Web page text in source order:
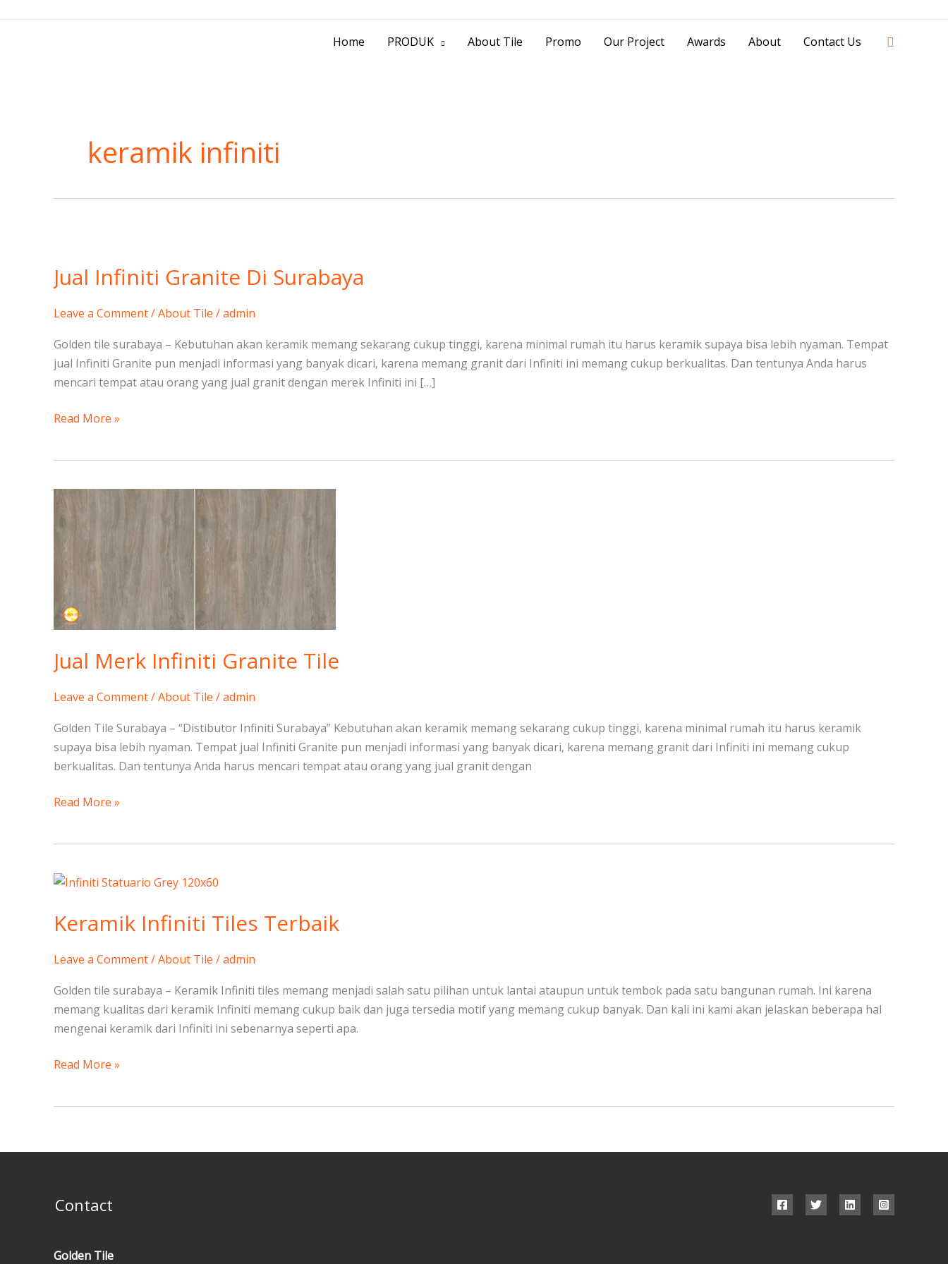
Home PRODUK About Tile Promo Our Project Awards About Contact Us Search
keramik infiniti
Jual Infiniti Granite Di Surabaya
Leave a Comment/About Tile /admin
Golden tile surabaya – Kebutuhan akan keramik memang sekarang cukup tinggi, karena minimal rumah itu harus keramik supaya bisa lebih nyaman. Tempat
jual Infiniti Granite pun menjadi informasi yang banyak dicari, karena memang granit dari Infiniti ini memang cukup berkualitas. Dan tentunya Anda harus
mencari tempat atau orang yang jual granit dengan merek Infiniti ini […]
Granite
Di
Surabaya
Read More »
Jual Merk Infiniti Granite Tile
Leave a Comment/About Tile /admin
Golden Tile Surabaya – “Distibutor Infiniti Surabaya” Kebutuhan akan keramik memang sekarang cukup tinggi, karena minimal rumah itu harus keramik
supaya bisa lebih nyaman. Tempat jual Infiniti Granite pun menjadi informasi yang banyak dicari, karena memang granit dari Infiniti ini memang cukup
berkualitas. Dan tentunya Anda harus mencari tempat atau orang yang jual granit dengan
Jual
Merk
Infiniti
Granite
Read More »
Keramik Infiniti Tiles Terbaik
Leave a Comment/About Tile /admin
Golden tile surabaya – Keramik Infiniti tiles memang menjadi salah satu pilihan untuk lantai ataupun untuk tembok pada satu bangunan rumah. Ini karena
memang kualitas dari keramik Infiniti memang cukup baik dan juga tersedia motif yang memang cukup banyak. Dan kali ini kami akan jelaskan beberapa hal
mengenai keramik dari Infiniti ini sebenarnya seperti apa.
Keramik
Tiles
Read More »
Contact
Golden Tile